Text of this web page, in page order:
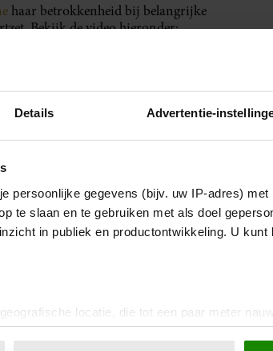
Details Advertentie-
persoonlijke gegevens (bijv. uw IP-adres)
te slaan en te gebruiken met als doel
in publiek en productontwikkeling. U
locatie, die tot een paar meter
actief te scannen op specifieke
haar betrokkenheid bij belangrijke
Bekijk de video hieronder: